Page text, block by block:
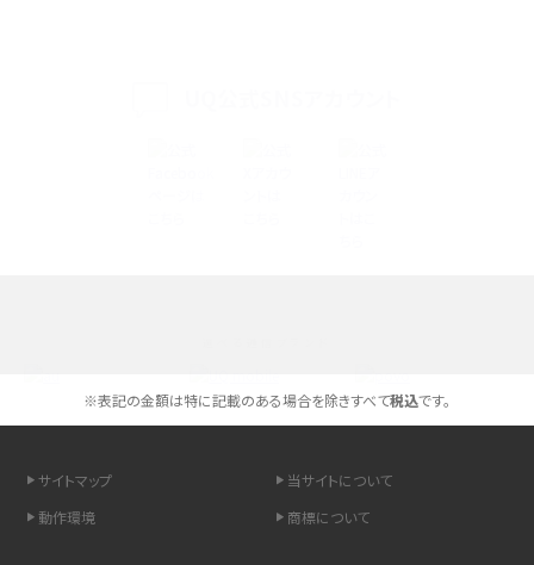
LINEの通知がこない時の原因と対処法9選！設定の確認手順も解説
※表記の金額は特に記載のある場合を除きすべて税込です。
サイトマップ
当サイトについて
動作環境
商標について